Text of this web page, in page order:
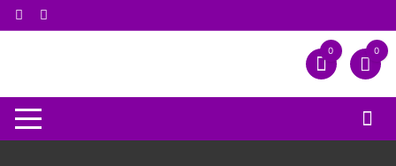
0 0